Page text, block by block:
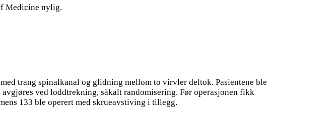
Medicine nylig.
trang spinalkanal og glidning mellom to virvler deltok. Pasientene ble
ved loddtrekning, såkalt randomisering. Før operasjonen fikk
133 ble operert med skrueavstiving i tillegg.